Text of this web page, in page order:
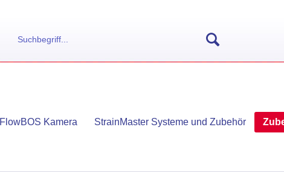
FlowBOS Kamera StrainMaster Systeme und Zubehör